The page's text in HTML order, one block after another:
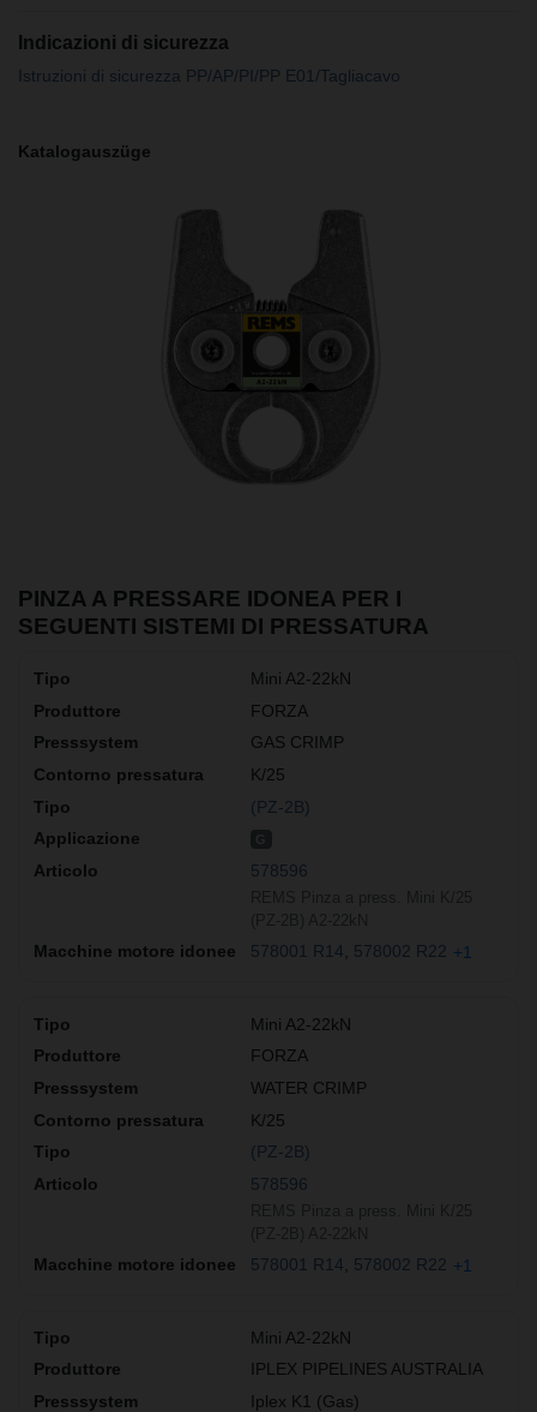
Indicazioni di sicurezza
Istruzioni di sicurezza PP/AP/PI/PP E01/Tagliacavo
Katalogauszüge
PINZA A PRESSARE IDONEA PER I
SEGUENTI SISTEMI DI PRESSATURA
Mini A2-22kN
FORZA
GAS CRIMP
K/25
(PZ-2B)
578596
578001 R14 578002 R22 +1
Mini A2-22kN
FORZA
WATER CRIMP
K/25
(PZ-2B)
578596
578001 R14 578002 R22 +1
Mini A2-22kN
IPLEX PIPELINES AUSTRALIA
Iplex K1 (Gas)